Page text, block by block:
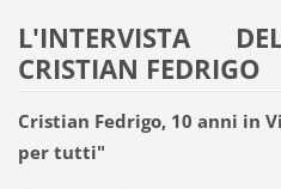
L'INTERVISTA
CRISTIAN FEDRIGO
Cristian Fedrigo, 10 anni in
per tutti"